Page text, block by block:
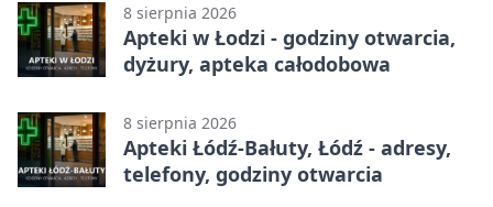
8 sierpnia 2026
Apteki w Łodzi - godziny otwarcia,
dyżury, apteka całodobowa
8 sierpnia 2026
Apteki Łódź-Bałuty, Łódź - adresy,
telefony, godziny otwarcia